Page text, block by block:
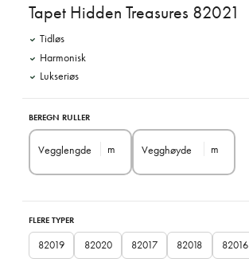
Tapet Hidden Treasures 82021
Tidløs
Harmonisk
Lukseriøs
BEREGN RULLER
Vegglengde m Vegghøyde m
FLERE TYPER
82019 82020 82017 82018 82016